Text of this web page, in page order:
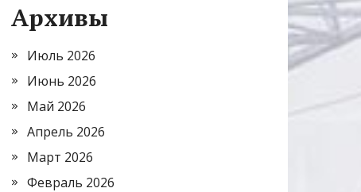
Архивы
Июль 2026
Июнь 2026
Май 2026
Апрель 2026
Март 2026
Февраль 2026